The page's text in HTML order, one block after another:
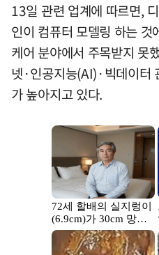
13일 관련 업계에 따르면,
인이 컴퓨터 모델링 하는
케어 분야에서 주목받지 못
넷·인공지능(AI)·빅데이터
가 높아지고 있다.